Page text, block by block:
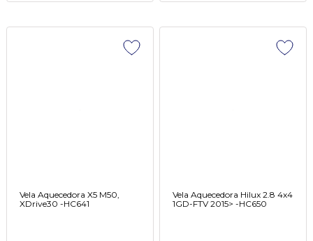
Vela Aquecedora X5 M50,
XDrive30 -HC641
Vela Aquecedora Hilux 2.8 4x4
1GD-FTV 2015> -HC650